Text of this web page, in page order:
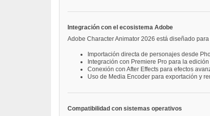
Integración con el ecosistema Adobe
Adobe Character Animator 2026 está diseñado
Importación directa de personajes desde
Integración con Premiere Pro para la
Conexión con After Effects para efectos
Uso de Media Encoder para exportación y
Compatibilidad con sistemas operativos